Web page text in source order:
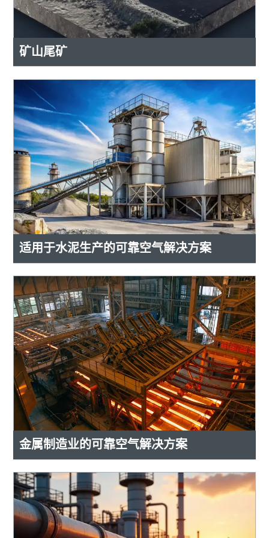
矿山尾矿
适用于水泥生产的可靠空气解决方案
金属制造业的可靠空气解决方案